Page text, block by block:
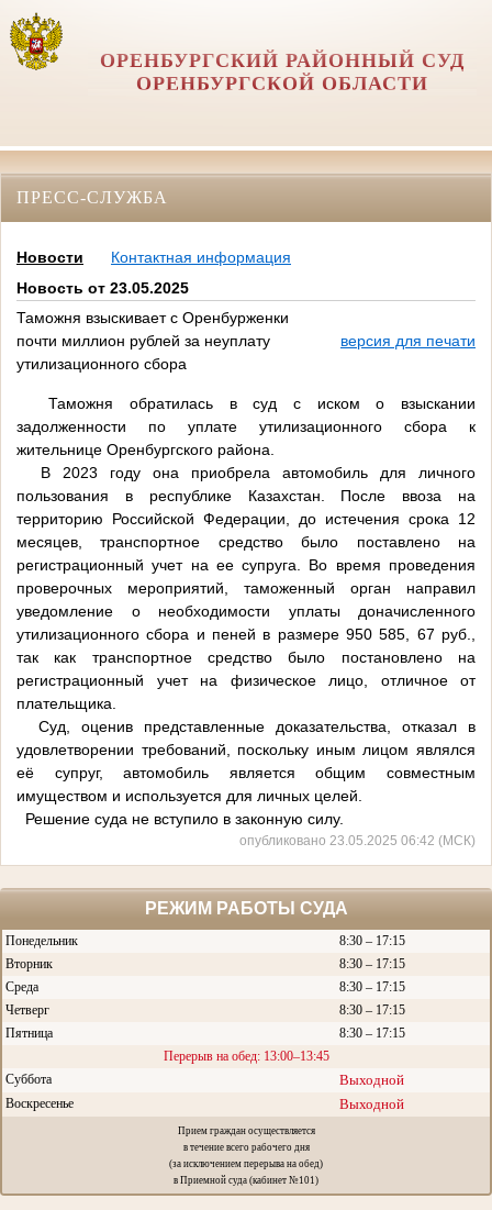
ОРЕНБУРГСКИЙ РАЙОННЫЙ СУД
ОРЕНБУРГСКОЙ ОБЛАСТИ
ПРЕСС-СЛУЖБА
Новости
Контактная информация
Новость от 23.05.2025
Таможня взыскивает с Оренбурженки
почти миллион рублей за неуплату
утилизационного сбора
версия для печати
Таможня обратилась в суд с иском о взыскании
задолженности по уплате утилизационного сбора к
жительнице Оренбургского района.
В 2023 году она приобрела автомобиль для личного
пользования в республике Казахстан. После ввоза на
территорию Российской Федерации, до истечения срока 12
месяцев, транспортное средство было поставлено на
регистрационный учет на ее супруга. Во время проведения
проверочных мероприятий, таможенный орган направил
уведомление о необходимости уплаты доначисленного
утилизационного сбора и пеней в размере 950 585, 67 руб.,
так как транспортное средство было постановлено на
регистрационный учет на физическое лицо, отличное от
плательщика.
Суд, оценив представленные доказательства, отказал в
удовлетворении требований, поскольку иным лицом являлся
её супруг, автомобиль является общим совместным
имуществом и используется для личных целей.
Решение суда не вступило в законную силу.
опубликовано 23.05.2025 06:42 (МСК)
РЕЖИМ РАБОТЫ СУДА
Понедельник
8:30 – 17:15
Вторник
8:30 – 17:15
Среда
8:30 – 17:15
Четверг
8:30 – 17:15
Пятница
8:30 – 17:15
Перерыв на обед: 13:00–13:45
Суббота
Выходной
Воскресенье Выходной
Прием граждан осуществляется
в течение всего рабочего дня
(за исключением перерыва на обед)
в Приемной суда (кабинет №101)